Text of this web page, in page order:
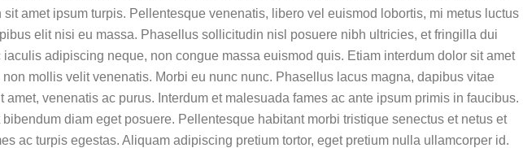
sit amet ipsum turpis. Pellentesque venenatis, libero vel euismod lobortis, mi metus luctus
elit nisi eu massa. Phasellus sollicitudin nisl posuere nibh ultricies, et fringilla dui
adipiscing neque, non congue massa euismod quis. Etiam interdum dolor sit amet
non mollis velit venenatis. Morbi eu nunc nunc. Phasellus lacus magna, dapibus vitae
amet, venenatis ac purus. Interdum et malesuada fames ac ante ipsum primis in faucibus.
bibendum diam eget posuere. Pellentesque habitant morbi tristique senectus et netus et
ac turpis egestas. Aliquam adipiscing pretium tortor, eget pretium nulla ullamcorper id.